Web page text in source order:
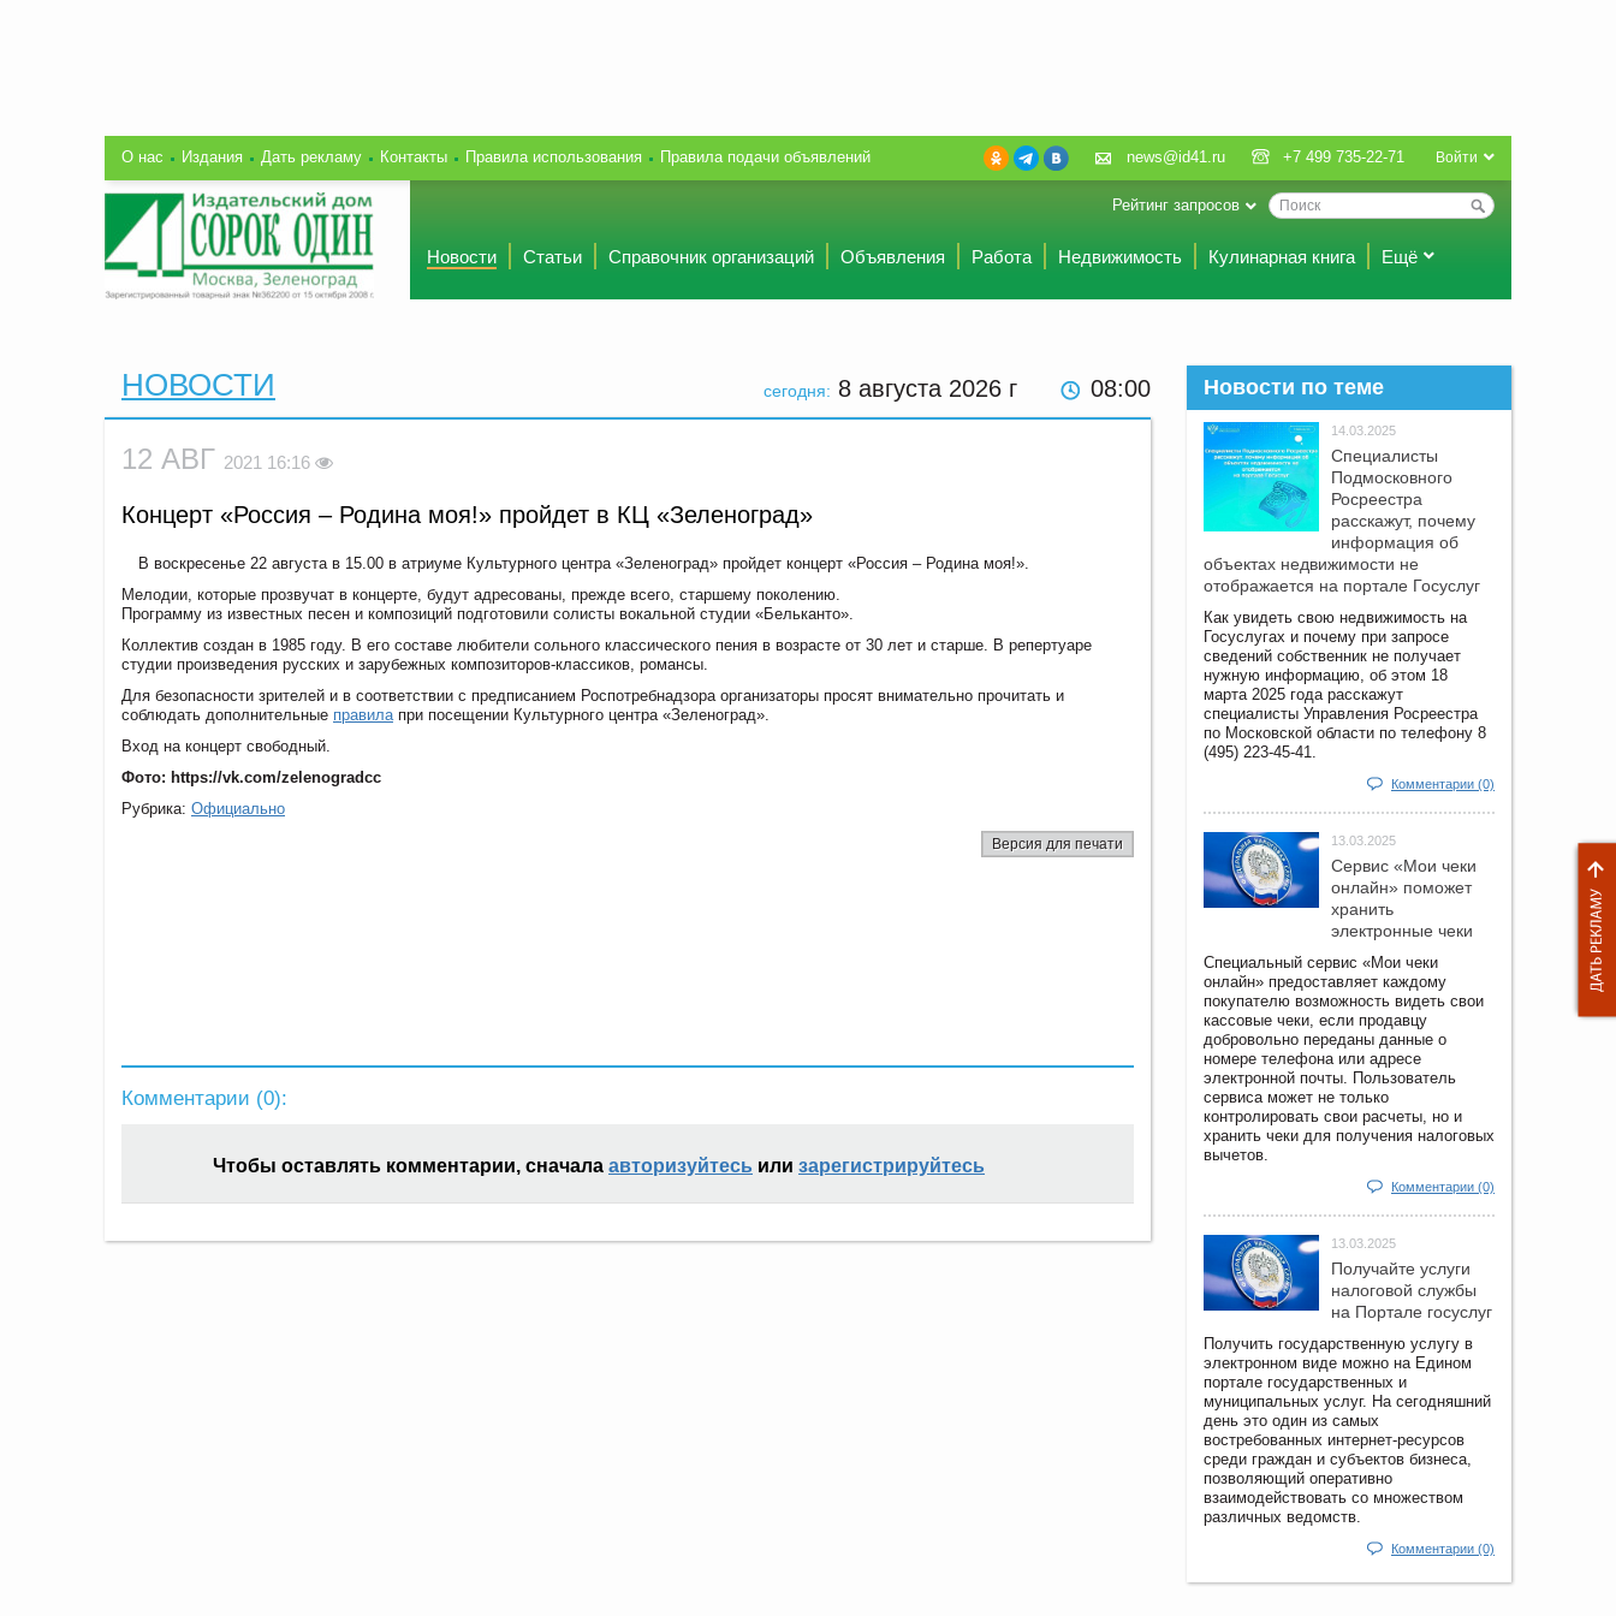
О нас Издания Дать рекламу Контакты Правила использования Правила подачи объявлений Войти
news@id41.ru +7 499 735-22-71
Рейтинг запросов
Новости Статьи Справочник организаций Объявления Работа Недвижимость Кулинарная книга Ещё
сегодня: 8 августа 2026 г 08:00
НОВОСТИ
12 АВГ 2021 16:16
Концерт «Россия – Родина моя!» пройдет в КЦ «Зеленоград»
В воскресенье 22 августа в 15.00 в атриуме Культурного центра «Зеленоград» пройдет концерт «Россия – Родина моя!».
Мелодии, которые прозвучат в концерте, будут адресованы, прежде всего, старшему поколению.
Программу из известных песен и композиций подготовили солисты вокальной студии «Бельканто».
Коллектив создан в 1985 году. В его составе любители сольного классического пения в возрасте от 30 лет и старше. В репертуаре
студии произведения русских и зарубежных композиторов-классиков, романсы.
Для безопасности зрителей и в соответствии с предписанием Роспотребнадзора организаторы просят внимательно прочитать и
соблюдать дополнительные правила при посещении Культурного центра «Зеленоград».
Вход на концерт свободный.
Фото: https://vk.com/zelenogradcc
Рубрика: Официально
Версия для печати
Комментарии (0):
Чтобы оставлять комментарии, сначала авторизуйтесь или зарегистрируйтесь
Новости по теме
14.03.2025
Специалисты
Подмосковного
Росреестра
расскажут, почему
информация об
объектах недвижимости не
отображается на портале Госуслуг
Как увидеть свою недвижимость на
Госуслугах и почему при запросе
сведений собственник не получает
нужную информацию, об этом 18
марта 2025 года расскажут
специалисты Управления Росреестра
по Московской области по телефону 8
(495) 223-45-41.
Комментарии (0)
13.03.2025
Сервис «Мои чеки
онлайн» поможет
хранить
электронные чеки
Специальный сервис «Мои чеки
онлайн» предоставляет каждому
покупателю возможность видеть свои
кассовые чеки, если продавцу
добровольно переданы данные о
номере телефона или адресе
электронной почты. Пользователь
сервиса может не только
контролировать свои расчеты, но и
хранить чеки для получения налоговых
вычетов.
Комментарии (0)
13.03.2025
Получайте услуги
налоговой службы
на Портале госyслуг
Получить государственную услугу в
электронном виде можно на Едином
портале государственных и
муниципальных услуг. На сегодняшний
день это один из самых
востребованных интернет-ресурсов
среди граждан и субъектов бизнеса,
позволяющий оперативно
взаимодействовать со множеством
различных ведомств.
Комментарии (0)